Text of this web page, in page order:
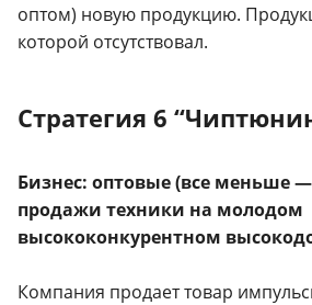
оптом) новую продукцию.
которой отсутствовал.
Стратегия 6
Бизнес: оптовые (все меньше
продажи техники на молодом
высококонкурентном
Компания продает товар